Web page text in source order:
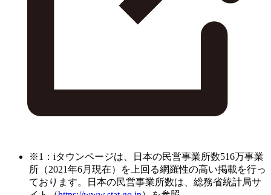
※1：iタウンページは、日本の民営事業所数516万事業
所（2021年6月現在）を上回る網羅性の高い掲載を行っ
ております。日本の民営事業所数は、総務省統計局サ